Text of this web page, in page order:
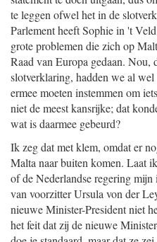
te leggen ofwel het in de
Parlement heeft Sophie in 't
grote problemen die zich op
Raad van Europa gedaan. Nou,
slotverklaring, hadden we al
ermee moeten instemmen om
niet de meest kansrijke; dat
wat is daarmee gebeurd?
Ik zeg dat met klem, omdat er
Malta naar buiten komen. Laat
of de Nederlandse regering
van voorzitter Ursula von der
nieuwe Minister-President niet
het feit dat zij de nieuwe